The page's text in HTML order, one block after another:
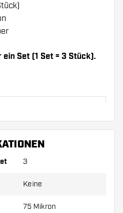
Set (1 Set = 3 Stück).
Ersatz Flights und
durch Gebrauch
Form, ein anderes
Variante am besten
3
Keine
75 Mikron